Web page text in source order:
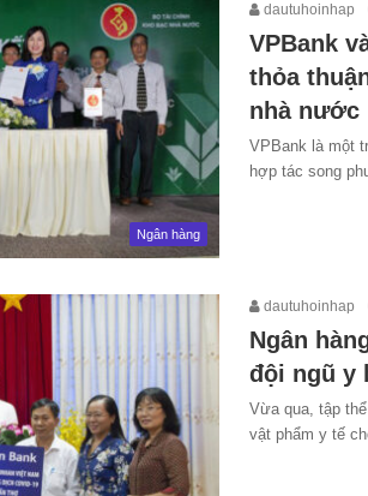
Ngân hàng
dautuhoinhap
VPBank
thỏa
nhà nước
VPBank là một
hợp tác song
dautuhoinhap
Ngân
đội ngũ y
Vừa qua, tập
vật phẩm y tế